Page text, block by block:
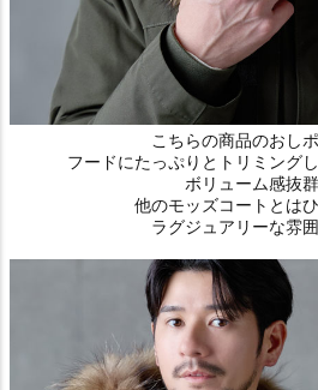
こちらの商品のおし
フードにたっぷりとトリミング
ボリューム感抜群
他のモッズコートとはひ
ラグジュアリーな雰囲